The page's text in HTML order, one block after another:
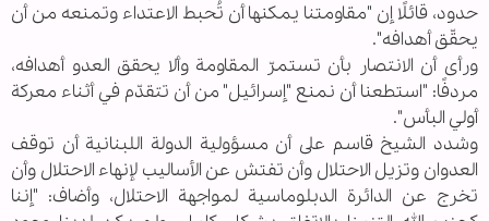
حدود، قائلًا إن "مقاومتنا يمكنها أن تُحبط الاعتداء وتمنعه من أن
يحقّق أهدافه".
ورأى أن الانتصار بأن تستمرّ المقاومة وألا يحقق العدو أهدافه،
مردفًا: "استطعنا أن نمنع "إسرائيل" من أن تتقدّم في أثناء معركة
أولي البأس".
وشدد الشيخ قاسم على أن مسؤولية الدولة اللبنانية أن توقف
العدوان وتزيل الاحتلال وأن تفتش عن الأساليب لإنهاء الاحتلال وأن
تخرج عن الدائرة الدبلوماسية لمواجهة الاحتلال، وأضاف: "إننا